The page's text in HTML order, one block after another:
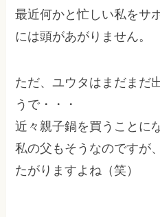
最近何かと忙しい私をサ
には頭があがりません。
ただ、ユウタはまだまだ
うで・・・
近々親子鍋を買うことに
私の父もそうなのですが
たがりますよね（笑）